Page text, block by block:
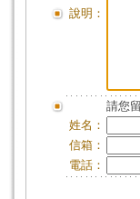
說明：
請您
姓名：
信箱：
電話：